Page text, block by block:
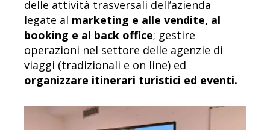
delle attività trasversali dell’azienda
legate al marketing e alle vendite, al
booking e al back office; gestire
operazioni nel settore delle agenzie di
viaggi (tradizionali e on line) ed
organizzare itinerari turistici ed eventi.